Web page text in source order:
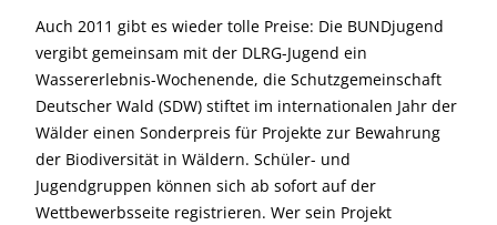
Auch 2011 gibt es wieder tolle Preise: Die BUNDjugend
vergibt gemeinsam mit der DLRG-Jugend ein
Wassererlebnis-Wochenende, die Schutzgemeinschaft
Deutscher Wald (SDW) stiftet im internationalen Jahr der
Wälder einen Sonderpreis für Projekte zur Bewahrung
der Biodiversität in Wäldern. Schüler- und
Jugendgruppen können sich ab sofort auf der
Wettbewerbsseite registrieren. Wer sein Projekt